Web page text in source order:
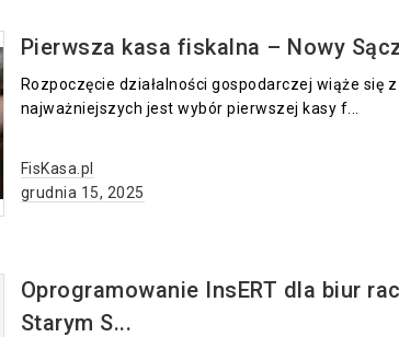
Pierwsza kasa fiskalna – Nowy
Rozpoczęcie działalności gospodarczej wiąże się
najważniejszych jest wybór pierwszej kasy f...
FisKasa.pl
grudnia 15, 2025
Oprogramowanie InsERT dla biur
Starym S...